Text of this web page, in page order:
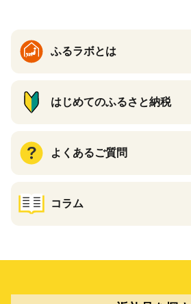
ふるラボとは
はじめてのふるさと納税
よくあるご質問
コラム